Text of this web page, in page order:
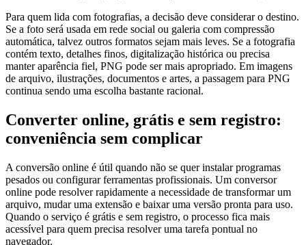
Para quem lida com fotografias, a decisão deve considerar o destino.
Se a foto será usada em rede social ou galeria com compressão
automática, talvez outros formatos sejam mais leves. Se a fotografia
contém texto, detalhes finos, digitalização histórica ou precisa
manter aparência fiel, PNG pode ser mais apropriado. Em imagens
de arquivo, ilustrações, documentos e artes, a passagem para PNG
continua sendo uma escolha bastante racional.
Converter online, grátis e sem registro:
conveniência sem complicar
A conversão online é útil quando não se quer instalar programas
pesados ou configurar ferramentas profissionais. Um conversor
online pode resolver rapidamente a necessidade de transformar um
arquivo, mudar uma extensão e baixar uma versão pronta para uso.
Quando o serviço é grátis e sem registro, o processo fica mais
acessível para quem precisa resolver uma tarefa pontual no
navegador.